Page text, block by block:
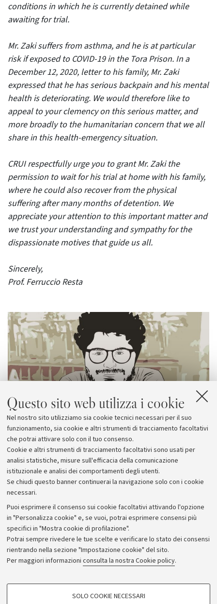
Questo sito web utilizza i cookie
Nel nostro sito utilizziamo sia cookie tecnici necessari per il suo
funzionamento, sia cookie e altri strumenti di tracciamento facoltativi
che potrai attivare solo con il tuo consenso.
Cookie e altri strumenti di tracciamento facoltativi sono usati per
analisi statistiche, misure sull'efficacia della comunicazione
istituzionale e analisi dei comportamenti degli utenti.
Se chiudi questo banner continuerai la navigazione solo con i cookie
necessari.
Puoi esprimere il consenso sui cookie facoltativi attivando l'opzione
in "Personalizza cookie" e, se vuoi, potrai esprimere consensi più
specifici in "Mostra cookie di profilazione".
Potrai sempre rivedere le tue scelte e verificare lo stato dei consensi
rientrando nella sezione "Impostazione cookie" del sito.
Per maggiori informazioni consulta la nostra Cookie policy.
COOKIE DI PROFILAZIONE - FACOLTATIVI
SOLO COOKIE NECESSARI
conditions in which he is currently detained while
awaiting for trial.
Mr. Zaki suffers from asthma, and he is at particular
risk if exposed to COVID-19 in the Tora Prison. In a
December 12, 2020, letter to his family, Mr. Zaki
expressed that he has serious backpain and his mental
health is deteriorating. We would therefore like to
appeal to your clemency on this serious matter, and
more broadly to the humanitarian concern that we all
share in this health-emergency situation.
CRUI respectfully urge you to grant Mr. Zaki the
permission to wait for his trial at home with his family,
where he could also recover from the physical
suffering after many months of detention. We
appreciate your attention to this important matter and
we trust your understanding and sympathy for the
dispassionate motives that guide us all.
Sincerely,
Prof. Ferruccio Resta
Archivio
Comunicati stampa
Redazione
Rassegna stampa